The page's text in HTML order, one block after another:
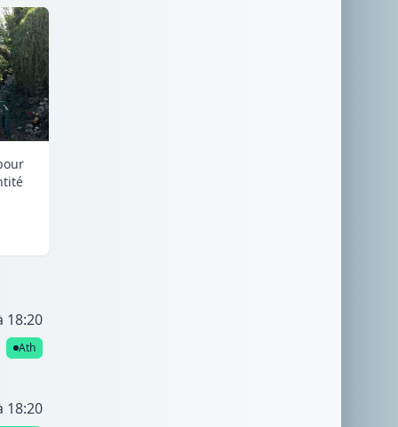
18:20
Ath
18:20